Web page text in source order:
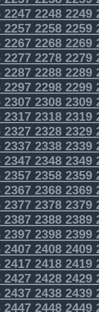
224722482249
225722582259
226722682269
227722782279
228722882289
229722982299
230723082309
231723182319
232723282329
233723382339
234723482349
235723582359
236723682369
237723782379
238723882389
239723982399
240724082409
241724182419
242724282429
243724382439
244724482449